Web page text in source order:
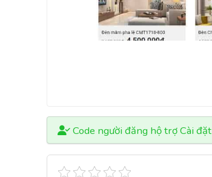
Code người đăng hộ trợ Cài đặt